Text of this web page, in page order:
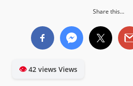
Share this...
👁42 views Views